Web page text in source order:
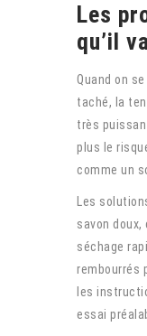
Les
qu’il
Quand on
taché, la
très
plus le
comme un
Les
savon
séchage
rembourrés
les
essai